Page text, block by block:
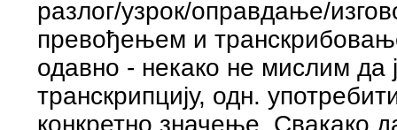
разлог/узрок/оправдање/
превођењем и
одавно - некако не мислим да
транскрипцију, одн.
конкретно значење. Свакако